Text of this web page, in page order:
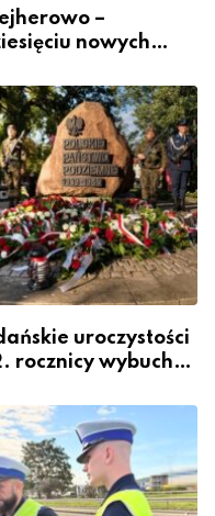
–
nowych
Komendy
uroczystości
rocznicy wybuchu